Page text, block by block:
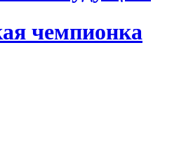
чемпионка